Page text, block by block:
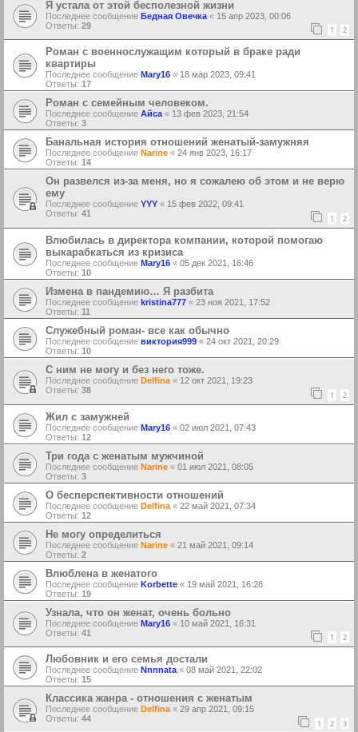
Я устала от этой бесполезной жизни
Последнее сообщение Бедная Овечка « 15 апр 2023, 00:06
Ответы: 29 1 2
Роман с военнослужащим который в браке ради
квартиры
Последнее сообщение Mary16 « 18 мар 2023, 09:41
Ответы: 17
Роман с семейным человеком.
Последнее сообщение Айса« 13 фев 2023, 21:54
Ответы: 3
Банальная история отношений женатый-замужняя
Последнее сообщение Narine « 24 янв 2023, 16:17
Ответы: 14
Он развелся из-за меня, но я сожалею об этом и не верю
ему
Последнее сообщение YYY « 15 фев 2022, 09:41
Ответы: 41 1 2
Влюбилась в директора компании, которой помогаю
выкарабкаться из кризиса
Последнее сообщение Mary16 « 05 дек 2021, 16:46
Ответы: 10
Измена в пандемию… Я разбита
Последнее сообщение kristina777 « 23 ноя 2021, 17:52
Ответы: 11
Служебный роман- все как обычно
Последнее сообщение виктория999 « 24 окт 2021, 20:29
Ответы: 10
С ним не могу и без него тоже.
Последнее сообщение Delfina « 12 окт 2021, 19:23
Ответы: 38 1 2
Жил с замужней
Последнее сообщение Mary16 « 02 июл 2021, 07:43
Ответы: 12
Три года с женатым мужчиной
Последнее сообщение Narine « 01 июл 2021, 08:05
Ответы: 3
О бесперспективности отношений
Последнее сообщение Delfina « 22 май 2021, 07:34
Ответы: 12
Не могу определиться
Последнее сообщение Narine « 21 май 2021, 09:14
Ответы: 2
Влюблена в женатого
Последнее сообщение Korbette « 19 май 2021, 16:28
Ответы: 19
Узнала, что он женат, очень больно
Последнее сообщение Mary16 « 10 май 2021, 16:31
Ответы: 41 1 2
Любовник и его семья достали
Последнее сообщение Nnnnata « 08 май 2021, 22:02
Ответы: 15
Классика жанра - отношения с женатым
Последнее сообщение Delfina « 29 апр 2021, 09:15
Ответы: 44 1 2 3